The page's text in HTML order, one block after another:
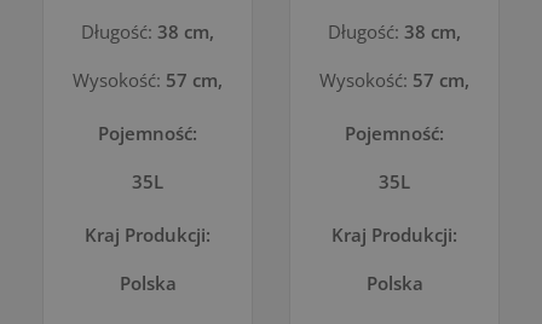
Długość: 38 cm,
Wysokość: 57 cm,
Pojemność:
35L
Kraj Produkcji:
Polska
Długość: 38 cm,
Wysokość: 57 cm,
Pojemność:
35L
Kraj Produkcji:
Polska